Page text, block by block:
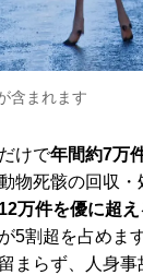
含まれます
けで年間約7万
物死骸の回収
12万件を優に超え
5割超を占めます
まらず、人身